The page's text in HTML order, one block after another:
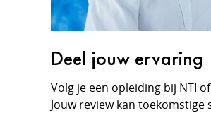
Deel jouw ervaring
Volg je een opleiding bij NTI
Jouw review kan